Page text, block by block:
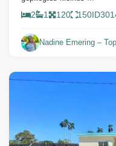
2 1 120 150ID
Nadine Emering –